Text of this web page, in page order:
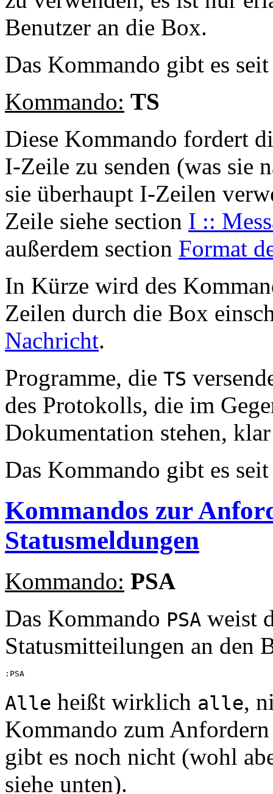
Benutzer an die Box.
Das Kommando gibt es
Kommando: TS
Diese Kommando fordert
I-Zeile zu senden (was sie
sie überhaupt I-Zeilen
Zeile siehe section I ::
außerdem section Format
In Kürze wird des
Zeilen durch die Box
Nachricht.
Programme, die TS
des Protokolls, die im
Dokumentation stehen,
Das Kommando gibt es
Kommandos zur
Statusmeldungen
Kommando: PSA
Das Kommando PSA weist
Statusmitteilungen an den
Alle heißt wirklich alle,
Kommando zum
gibt es noch nicht (wohl
siehe unten).